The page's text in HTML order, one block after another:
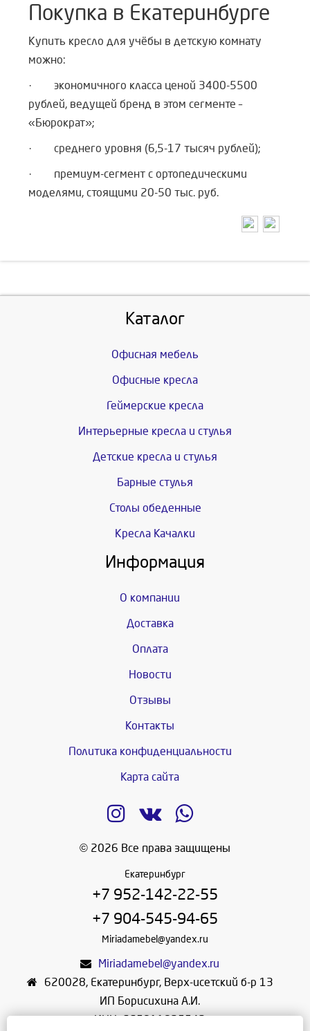
Покупка в Екатеринбурге
Купить кресло для учёбы в детскую комнату
можно:
· экономичного класса ценой 3400-5500
рублей, ведущей бренд в этом сегменте –
«Бюрократ»;
· среднего уровня (6,5-17 тысяч рублей);
· премиум-сегмент с ортопедическими
моделями, стоящими 20-50 тыс. руб.
Каталог
Офисная мебель
Офисные кресла
Геймерские кресла
Интерьерные кресла и стулья
Детские кресла и стулья
Барные стулья
Столы обеденные
Кресла Качалки
Информация
О компании
Доставка
Оплата
Новости
Отзывы
Контакты
Политика конфиденциальности
Карта сайта
© 2026 Все права защищены
Екатеринбург
+7 952-142-22-55
+7 904-545-94-65
Miriadamebel@yandex.ru
Miriadamebel@yandex.ru
620028, Екатеринбург, Верх-исетский б-р 13
ИП Борисихина А.И.
ИНН: 665811825542